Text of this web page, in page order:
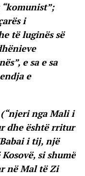
i
të luginës së
e sa e sa
e
nga Mali i
dhe është rritur
i tij, një
si shumë
në Mal të Zi